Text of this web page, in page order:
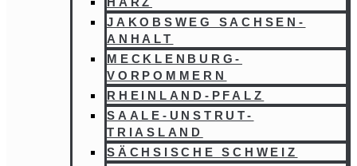
JAKOBSWEG SACHSEN-
ANHALT
MECKLENBURG-
VORPOMMERN
RHEINLAND-PFALZ
SAALE-UNSTRUT-
TRIASLAND
SÄCHSISCHE SCHWEIZ